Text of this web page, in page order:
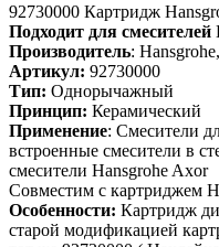
92730000 Картридж
Подходит для смесителей
Производитель:
Артикул: 92730000
Тип: Однорычажный
Принцип: Керамический
Применение: Смесители
встроенные смесители в
смесители Hansgrohe Axor
Совместим с картриджем
Особенности: Картридж
старой модификацией